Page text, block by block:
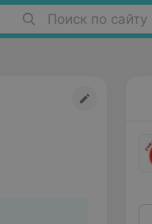
Поиск по сайту